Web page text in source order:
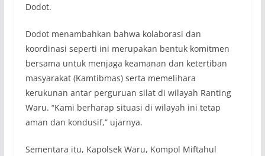
Dodot.
Dodot menambahkan bahwa kolaborasi dan
koordinasi seperti ini merupakan bentuk komitmen
bersama untuk menjaga keamanan dan ketertiban
masyarakat (Kamtibmas) serta memelihara
kerukunan antar perguruan silat di wilayah Ranting
Waru. “Kami berharap situasi di wilayah ini tetap
aman dan kondusif,” ujarnya.
Sementara itu, Kapolsek Waru, Kompol Miftahul